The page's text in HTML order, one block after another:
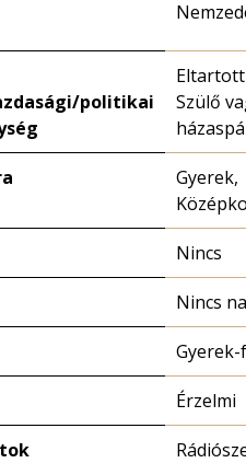
politikai
Szülő
Gyerek,
Nincs
Nincs
Érzelmi